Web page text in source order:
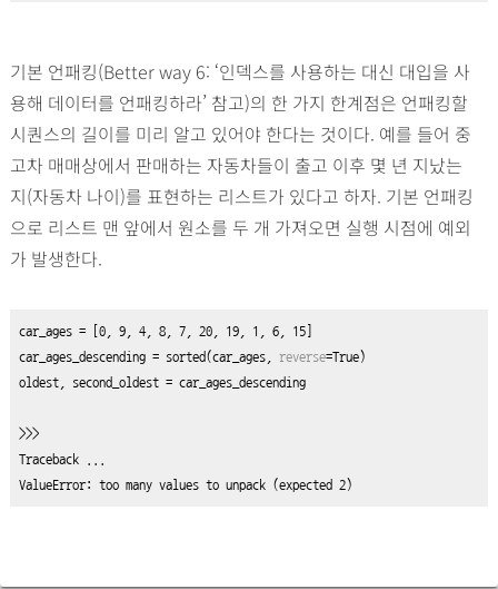
기본 언패킹(Better way 6: ‘인덱스를 사용하는 대신 대입을 사
용해 데이터를 언패킹하라’ 참고)의 한 가지 한계점은 언패킹할
시퀀스의 길이를 미리 알고 있어야 한다는 것이다. 예를 들어 중
고차 매매상에서 판매하는 자동차들이 출고 이후 몇 년 지났는
지(자동차 나이)를 표현하는 리스트가 있다고 하자. 기본 언패킹
으로 리스트 맨 앞에서 원소를 두 개 가져오면 실행 시점에 예외
가 발생한다.
car_ages = [ 0, 9, 4, 8, 7, 20, 19, 1 6, 15]
car_ages_descending = sorted(car_ages, reverse=True)
oldest, second_oldest = car_ages_descending
>>>
Traceback ...
ValueError: too many values to unpack (expected 2)